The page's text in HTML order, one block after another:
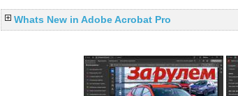
Whats New in Adobe Acrobat Pro